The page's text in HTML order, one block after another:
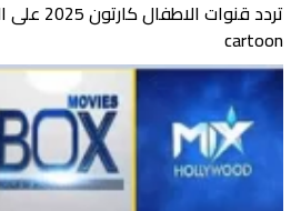
cartoon